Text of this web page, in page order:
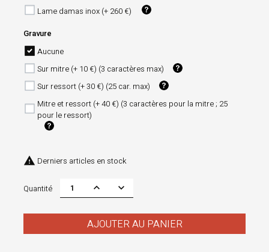
Lame damas inox (+ 260 €)
Gravure
Aucune
Sur mitre (+ 10 €) (3 caractères max)
Sur ressort (+ 30 €) (25 car. max)
Mitre et ressort (+ 40 €) (3 caractères pour la mitre ; 25
pour le ressort)
 Derniers articles en stock
Quantité
AJOUTER AU PANIER